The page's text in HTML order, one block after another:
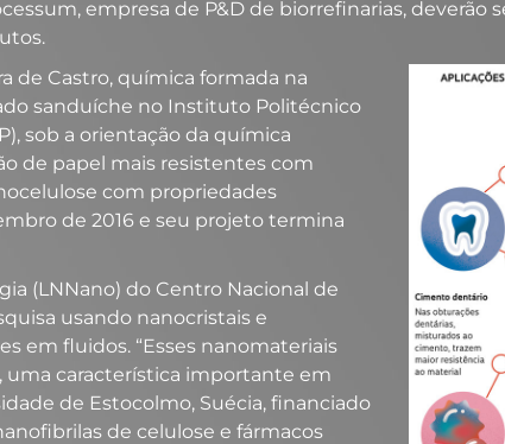
empresa de P&D de biorrefinarias, deverão
de Castro, química formada na
sanduíche no Instituto Politécnico
sob a orientação da química
de papel mais resistentes com
com propriedades
de 2016 e seu projeto termina
(LNNano) do Centro Nacional de
usando nanocristais e
em fluidos. “Esses nanomateriais
uma característica importante em
de Estocolmo, Suécia, financiado
de celulose e fármacos